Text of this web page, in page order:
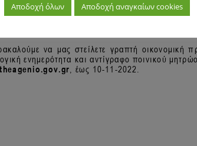
Αποδοχή όλων Αποδοχή αναγκαίων cookies